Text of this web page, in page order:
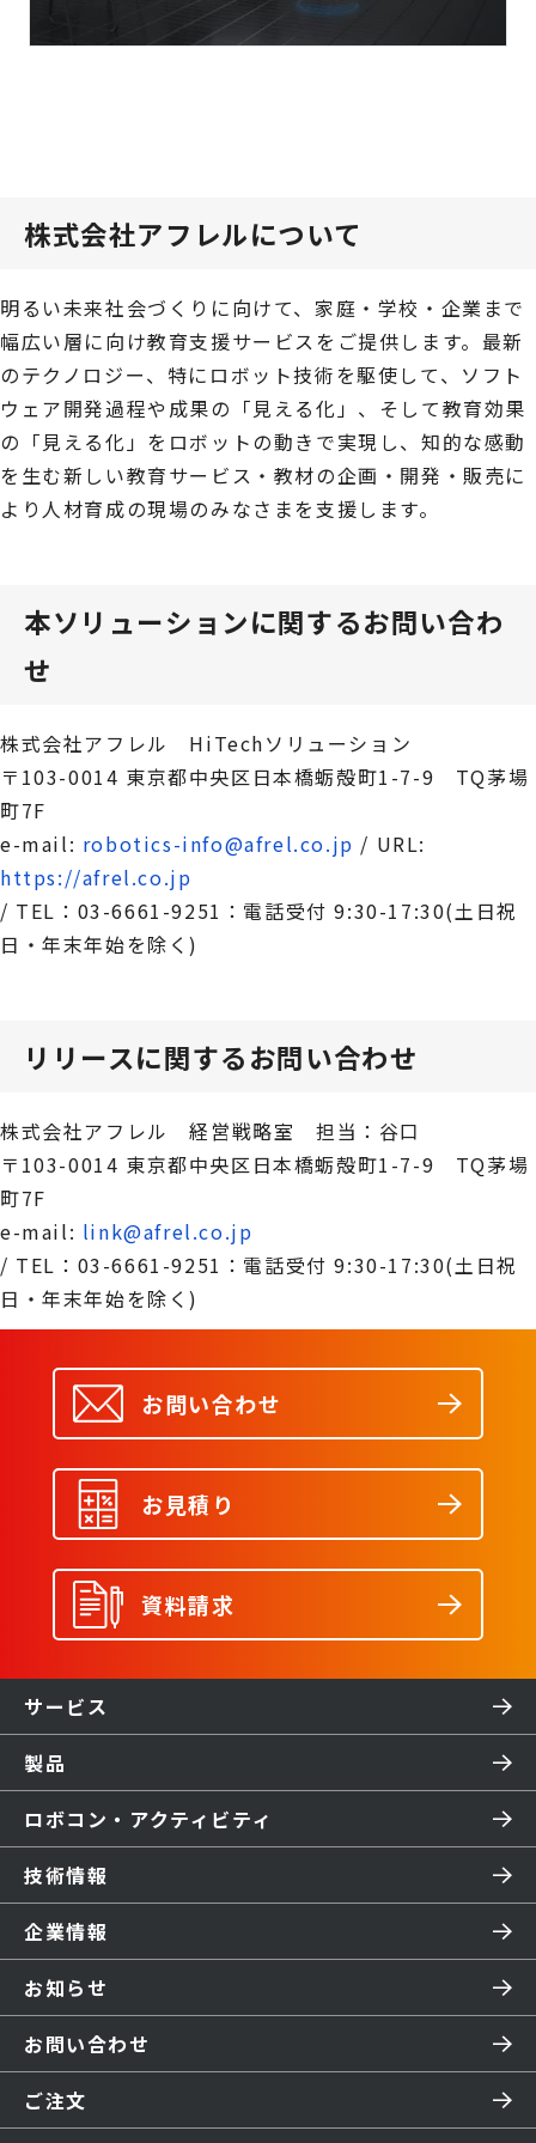
株式会社アフレルについて
明るい未来社会づくりに向けて、家庭・学校・企業まで
幅広い層に向け教育支援サービスをご提供します。最新
のテクノロジー、特にロボット技術を駆使して、ソフト
ウェア開発過程や成果の「見える化」、そして教育効果
の「見える化」をロボットの動きで実現し、知的な感動
を生む新しい教育サービス・教材の企画・開発・販売に
より人材育成の現場のみなさまを支援します。
本ソリューションに関するお問い合わ
せ
株式会社アフレル HiTechソリューション
〒103-0014 東京都中央区日本橋蛎殻町1-7-9 TQ茅場
町7F
e-mail: robotics-info@afrel.co.jp / URL:
https://afrel.co.jp
/ TEL：03-6661-9251：電話受付 9:30-17:30(土日祝
日・年末年始を除く)
リリースに関するお問い合わせ
株式会社アフレル 経営戦略室 担当：谷口
〒103-0014 東京都中央区日本橋蛎殻町1-7-9 TQ茅場
町7F
e-mail: link@afrel.co.jp
/ TEL：03-6661-9251：電話受付 9:30-17:30(土日祝
日・年末年始を除く)
お問い合わせ
お見積り
資料請求
サービス
製品
ロボコン・アクティビティ
技術情報
企業情報
お知らせ
お問い合わせ
ご注文